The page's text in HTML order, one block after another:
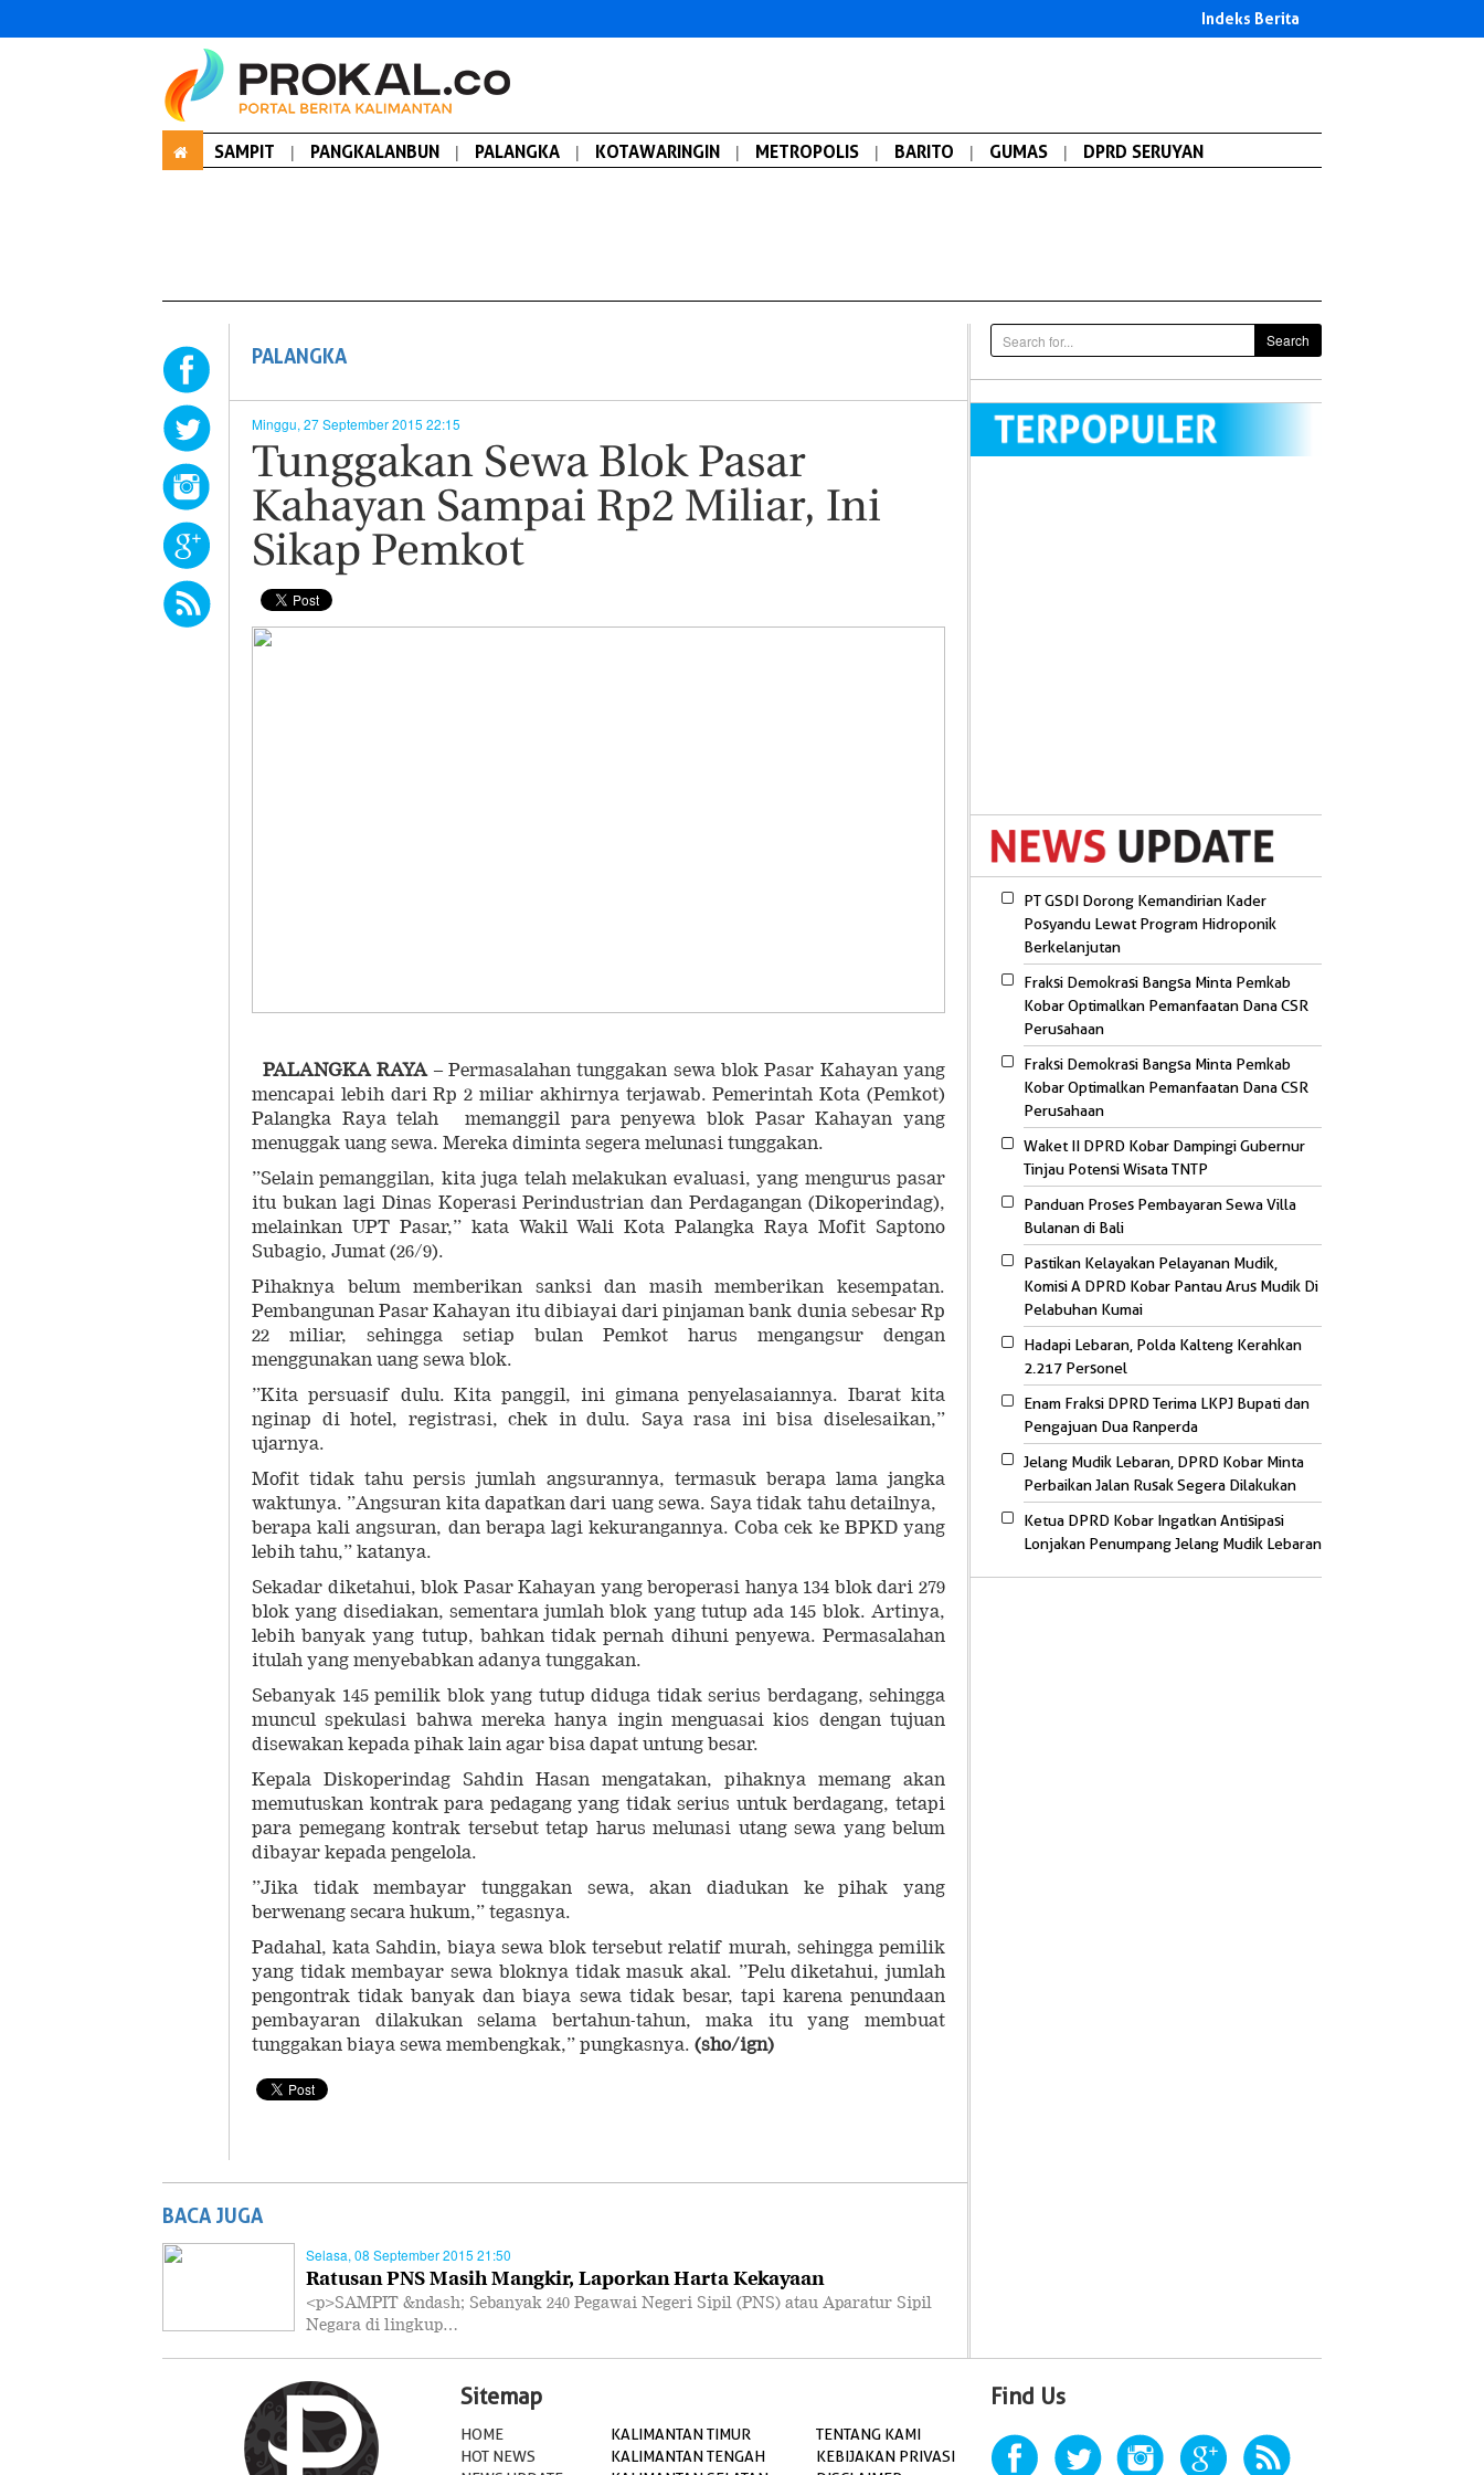
Indeks Berita
SAMPIT | PANGKALANBUN | PALANGKA | KOTAWARINGIN | METROPOLIS | BARITO | GUMAS | DPRD SERUYAN
PALANGKA
Minggu, 27 September 2015 22:15
Tunggakan Sewa Blok Pasar
Kahayan Sampai Rp2 Miliar, Ini
Sikap Pemkot
PALANGKA RAYA– Permasalahan tunggakan sewa blok Pasar Kahayan yang
mencapai lebih dari Rp 2 miliar akhirnya terjawab. Pemerintah Kota (Pemkot)
Palangka Raya telah memanggil para penyewa blok Pasar Kahayan yang
menuggak uang sewa. Mereka diminta segera melunasi tunggakan.
”Selain pemanggilan, kita juga telah melakukan evaluasi, yang mengurus pasar
itu bukan lagi Dinas Koperasi Perindustrian dan Perdagangan (Dikoperindag),
melainkan UPT Pasar,” kata Wakil Wali Kota Palangka Raya Mofit Saptono
Subagio, Jumat (26/9).
Pihaknya belum memberikan sanksi dan masih memberikan kesempatan.
Pembangunan Pasar Kahayan itu dibiayai dari pinjaman bank dunia sebesar Rp
22 miliar, sehingga setiap bulan Pemkot harus mengangsur dengan
menggunakan uang sewa blok.
”Kita persuasif dulu. Kita panggil, ini gimana penyelasaiannya. Ibarat kita
nginap di hotel, registrasi, chek in dulu. Saya rasa ini bisa diselesaikan,”
ujarnya.
Mofit tidak tahu persis jumlah angsurannya, termasuk berapa lama jangka
waktunya. ”Angsuran kita dapatkan dari uang sewa. Saya tidak tahu detailnya,
berapa kali angsuran, dan berapa lagi kekurangannya. Coba cek ke BPKD yang
lebih tahu,” katanya.
Sekadar diketahui, blok Pasar Kahayan yang beroperasi hanya 134 blok dari 279
blok yang disediakan, sementara jumlah blok yang tutup ada 145 blok. Artinya,
lebih banyak yang tutup, bahkan tidak pernah dihuni penyewa. Permasalahan
itulah yang menyebabkan adanya tunggakan.
Sebanyak 145 pemilik blok yang tutup diduga tidak serius berdagang, sehingga
muncul spekulasi bahwa mereka hanya ingin menguasai kios dengan tujuan
disewakan kepada pihak lain agar bisa dapat untung besar.
Kepala Diskoperindag Sahdin Hasan mengatakan, pihaknya memang akan‎
memutuskan kontrak para pedagang yang tidak serius untuk berdagang, tetapi
para pemegang kontrak tersebut tetap harus melunasi utang sewa yang belum
dibayar kepada pengelola.
”Jika tidak membayar tunggakan sewa, akan diadukan ke pihak yang
berwenang secara hukum,” tegasnya.
Padahal, kata Sahdin, biaya sewa blok tersebut relatif murah, sehingga pemilik
yang tidak membayar sewa bloknya tidak masuk akal. ”Pelu diketahui, jumlah
pengontrak tidak banyak dan biaya sewa tidak besar, tapi karena penundaan
pembayaran dilakukan selama bertahun-tahun, maka itu yang membuat
tunggakan biaya sewa membengkak,” pungkasnya. (sho/ign)
BACA JUGA
Selasa, 08 September 2015 21:50
Ratusan PNS Masih Mangkir, Laporkan Harta Kekayaan
<p>SAMPIT &ndash; Sebanyak 240 Pegawai Negeri Sipil (PNS) atau Aparatur Sipil
Negara di lingkup…
Search
PT GSDI Dorong Kemandirian Kader
Posyandu Lewat Program Hidroponik
Berkelanjutan
Fraksi Demokrasi Bangsa Minta Pemkab
Kobar Optimalkan Pemanfaatan Dana CSR
Perusahaan
Fraksi Demokrasi Bangsa Minta Pemkab
Kobar Optimalkan Pemanfaatan Dana CSR
Perusahaan
Waket II DPRD Kobar Dampingi Gubernur
Tinjau Potensi Wisata TNTP
Panduan Proses Pembayaran Sewa Villa
Bulanan di Bali
Pastikan Kelayakan Pelayanan Mudik,
Komisi A DPRD Kobar Pantau Arus Mudik Di
Pelabuhan Kumai
Hadapi Lebaran, Polda Kalteng Kerahkan
2.217 Personel
Enam Fraksi DPRD Terima LKPJ Bupati dan
Pengajuan Dua Ranperda
Jelang Mudik Lebaran, DPRD Kobar Minta
Perbaikan Jalan Rusak Segera Dilakukan
Ketua DPRD Kobar Ingatkan Antisipasi
Lonjakan Penumpang Jelang Mudik Lebaran
Sitemap
HOME
HOT NEWS
KALIMANTAN TIMUR
KALIMANTAN TENGAH
TENTANG KAMI
KEBIJAKAN PRIVASI
Find Us